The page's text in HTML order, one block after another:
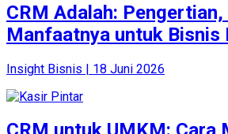
CRM Adalah:
Manfaatnya untuk Bisnis
Insight Bisnis | 18 Juni 2026